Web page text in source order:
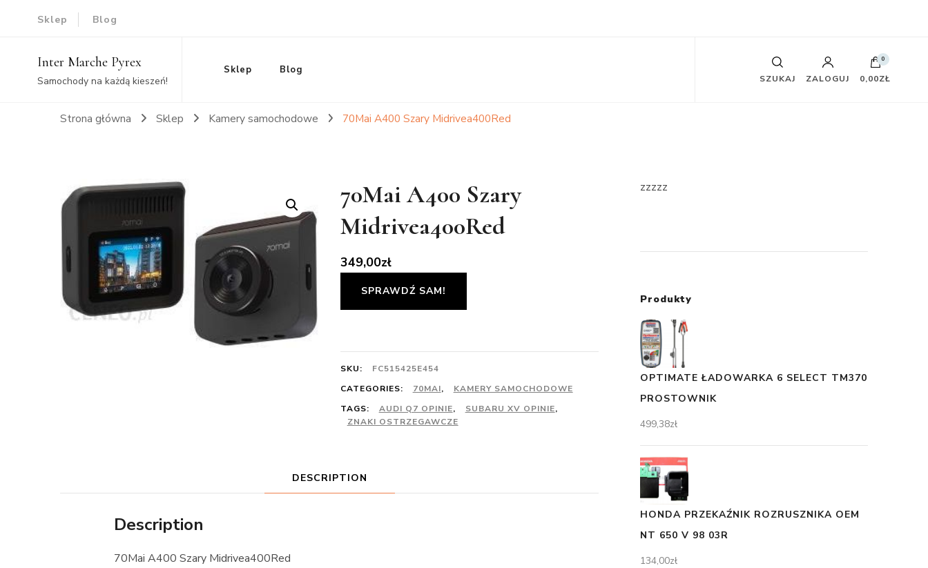
Sklep Blog
Inter Marche Pyrex
Samochody na każdą kieszeń!
Sklep Blog
SZUKAJ ZALOGUJ
0
0,00ZŁ
Strona główna Sklep Kamery samochodowe 70Mai A400 Szary Midrivea400Red
70Mai A400 Szary
Midrivea400Red
349,00zł
SPRAWDŹ SAM!
SKU:
FC515425E454
CATEGORIES:
70MAI,
KAMERY SAMOCHODOWE
TAGS:
AUDI Q7 OPINIE, SUBARU XV OPINIE,
ZNAKI OSTRZEGAWCZE
DESCRIPTION
Description
70Mai A400 Szary Midrivea400Red
zzzzz
Produkty
OPTIMATE ŁADOWARKA 6 SELECT TM370
PROSTOWNIK
499,38zł
HONDA PRZEKAŹNIK ROZRUSZNIKA OEM
NT 650 V 98 03R
134,00zł